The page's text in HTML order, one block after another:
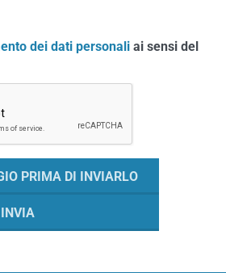
dei dati personali ai sensi del